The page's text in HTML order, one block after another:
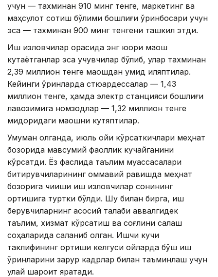
учун — тахминан 910 минг тенге, маркетинг ва
маҳсулот сотиш бўлими бошлиғи ўринбосари учун
эса — тахминан 900 минг тенгени ташкил этди.
Иш изловчилар орасида энг юқори маош
кутаётганлар эса учувчилар бўлиб, улар тахминан
2,39 миллион тенге маошдан умид қиляптилар.
Кейинги ўринларда стюардессалар — 1,43
миллион тенге, ҳамда электр станцияси бошлиғи
лавозимига номзодлар — 1,32 миллион тенге
миқдоридаги маошни кутяптилар.
Умуман олганда, июль ойи кўрсаткичлари меҳнат
бозорида мавсумий фаоллик кучайганини
кўрсатди. Ёз фаслида таълим муассасалари
битирувчиларининг оммавий равишда меҳнат
бозорига чиқиши иш изловчилар сонининг
ортишига туртки бўлди. Шу билан бирга, иш
берувчиларнинг асосий талаби аввалгидек
таълим, хизмат кўрсатиш ва соғлиқни сақлаш
соҳаларида сақланиб қолган. Ишчи кучи
таклифининг ортиши келгуси ойларда бўш иш
ўринларини зарур кадрлар билан таъминлаш учун
қулай шароит яратади.